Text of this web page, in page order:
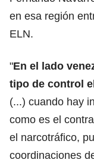
en esa región
ELN.
"En el lado
tipo de control
(...) cuando hay
como es el
el narcotráfico,
coordinaciones